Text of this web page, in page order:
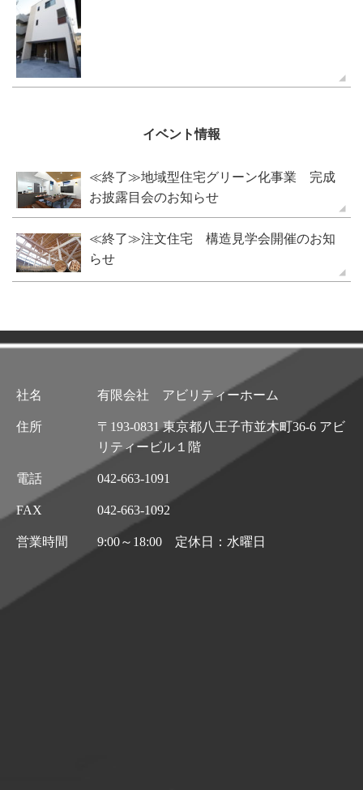
イベント情報
≪終了≫地域型住宅グリーン化事業 完成
お披露目会のお知らせ
≪終了≫注文住宅 構造見学会開催のお知
らせ
社名 有限会社 アビリティーホーム
住所
〒193-0831 東京都八王子市並木町36-6 アビ
リティービル１階
電話 042-663-1091
FAX 042-663-1092
営業時間 9:00～18:00 定休日：水曜日